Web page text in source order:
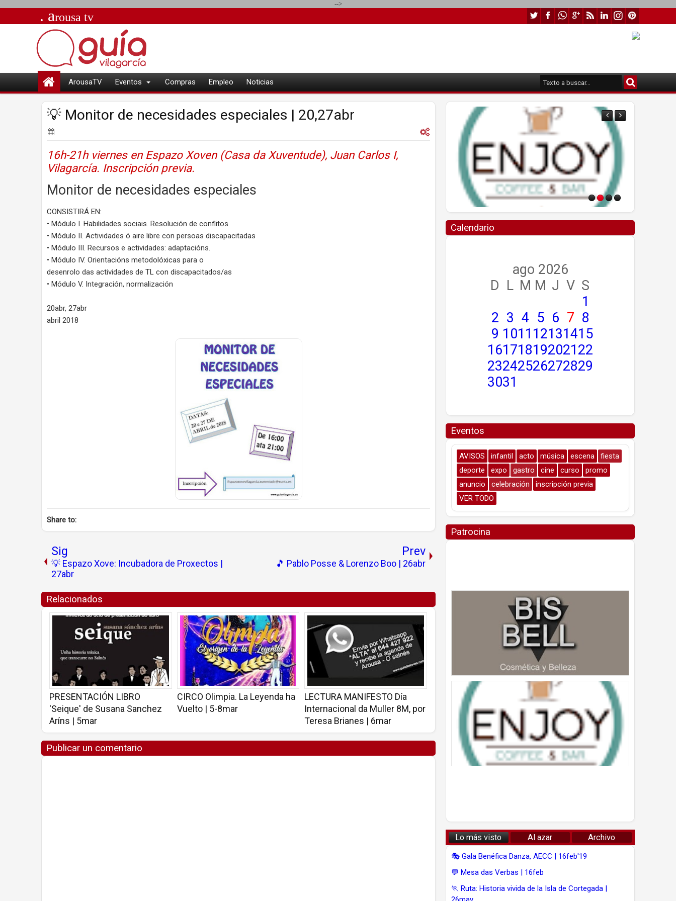
-->
. arousa tv
ArousaTV Eventos Compras Empleo Noticias
💡 Monitor de necesidades especiales | 20,27abr
16h-21h viernes en Espazo Xoven (Casa da Xuventude), Juan Carlos I,
Vilagarcía. Inscripción previa.
Monitor de necesidades especiales
CONSISTIRÁ EN:
• Módulo I. Habilidades sociais. Resolución de conflitos
• Módulo II. Actividades ó aire libre con persoas discapacitadas
• Módulo III. Recursos e actividades: adaptacións.
• Módulo IV. Orientacións metodolóxicas para o
desenrolo das actividades de TL con discapacitados/as
• Módulo V. Integración, normalización
20abr, 27abr
abril 2018
Share to:
Sig
💡 Espazo Xove: Incubadora de Proxectos |
27abr
Prev
🎵 Pablo Posse & Lorenzo Boo | 26abr
Relacionados
PRESENTACIÓN LIBRO
'Seique' de Susana Sanchez
Aríns | 5mar
CIRCO Olimpia. La Leyenda ha
Vuelto | 5-8mar
LECTURA MANIFESTO Día
Internacional da Muller 8M, por
Teresa Brianes | 6mar
Publicar un comentario
Calendario
ago 2026
D L M M J V S
1
2 3 4 5 6 7 8
9 1011 12131415
16171819202122
23242526272829
3031
Eventos
AVISOS infantil acto música escena
fiesta
deporte
expo gastro cine curso
promo
anuncio
celebración
inscripción previa
VER TODO
Patrocina
Lo más visto Al azar Archivo
🎭 Gala Benéfica Danza, AECC | 16feb'19
💬 Mesa das Verbas | 16feb
🏃 Ruta: Historia vivida de la Isla de Cortegada |